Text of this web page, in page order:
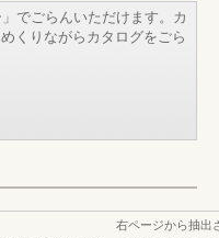
でごらんいただけます。カ
くりながらカタログをごら
右ページから抽出